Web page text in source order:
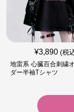
¥3,890 (税
地雷系 心臓百合刺繍
ダー半袖Tシャツ